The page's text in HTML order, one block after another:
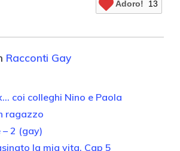
Adoro! 13
Racconti Gay
coi colleghi Nino e Paola
ragazzo
– 2 (gay)
la mia vita. Cap 5